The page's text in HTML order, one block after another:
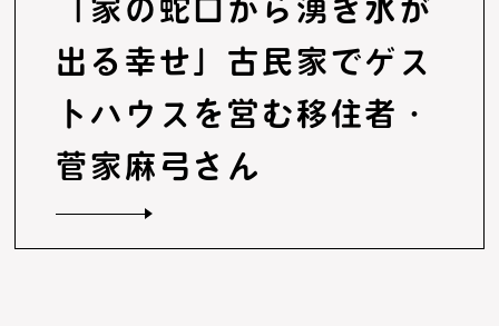
「家の蛇口から湧き水が
出る幸せ」古民家でゲス
トハウスを営む移住者・
菅家麻弓さん